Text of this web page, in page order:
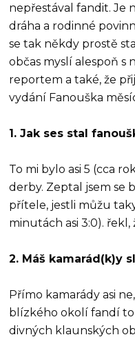
nepřestával fandit. Je
dráha a rodinné
se tak někdy prostě
občas myslí alespoň s
reportem a také, že
vydání Fanouška
1. Jak ses stal
To mi bylo asi 5 (cca
derby. Zeptal jsem se
přítele, jestli můžu
minutách asi 3:0). řekl,
2. Máš kamarád(k)y
Přímo kamarády asi
blízkého okolí fandí
divných klaunských